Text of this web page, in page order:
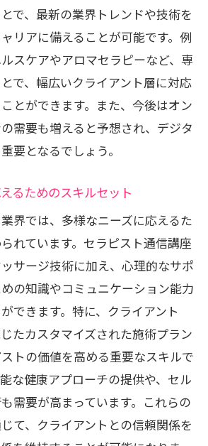
で、最新の業界トレンドや技術を
リアに備えることが可能です。例
スケアやアロマセラピーなど、専
で、幅広いクライアント層に対応
とができます。また、今後はオン
需要も増えると予想され、デジタ
要となるでしょう。
るためのスキルセット
界では、多様なニーズに応えるた
れています。セラピスト通信講座
サージ技術に加え、心理的なサポ
の知識やコミュニケーション能力
できます。特に、クライアント
たカスタマイズされた施術プラン
トの価値を高める重要なスキルで
な健康アプローチの提供や、セル
需要が高まっています。これらの
て、クライアントとの信頼関係を